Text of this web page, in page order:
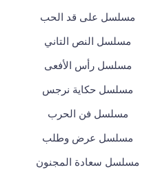
مسلسل على قد الحب
مسلسل النص التاني
مسلسل رأس الأفعى
مسلسل حكاية نرجس
مسلسل فن الحرب
مسلسل عرض وطلب
مسلسل سعادة المجنون